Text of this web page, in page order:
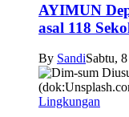
AYIMUN
asal 118
By SandiSabtu,
Lingkungan